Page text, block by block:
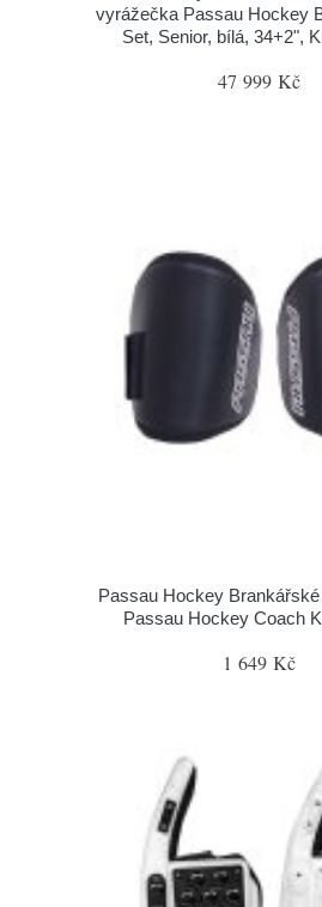
vyrážečka Passau Hockey
Set, Senior, bílá, 34+2",
47 999 Kč
Passau Hockey
Passau Hockey Coach
1 649 Kč